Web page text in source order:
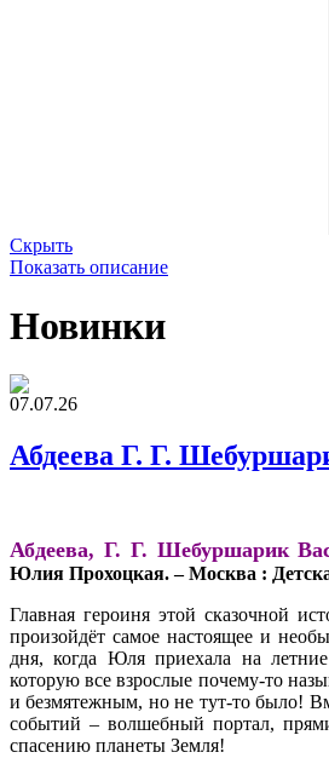
Скрыть
Показать описание
Новинки
07.07.26
Абдеева Г. Г.
Абдеева, Г. Г. Шебуршарик
Юлия Прохоцкая. – Москва :
Главная героиня этой сказочной
произойдёт самое настоящее и
дня, когда Юля приехала на
которую все взрослые почему-то
и безмятежным, но не тут-то было!
событий – волшебный портал,
спасению планеты Земля!